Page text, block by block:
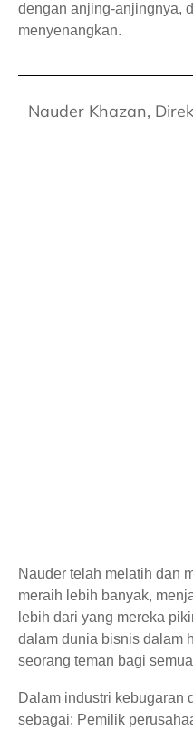
dengan anjing-anjingnya,
menyenangkan.
Nauder Khazan,
Nauder telah melatih dan
meraih lebih banyak,
lebih dari yang mereka
dalam dunia bisnis dalam
seorang teman bagi
Dalam industri kebugaran
sebagai: Pemilik